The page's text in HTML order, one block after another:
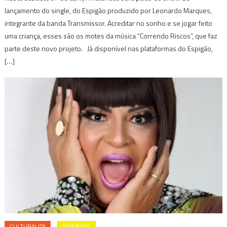
lançamento do single, do Espigão produzido por Leonardo Marques,
integrante da banda Transmissor. Acreditar no sonho e se jogar feito
uma criança, esses são os motes da música “Correndo Riscos”, que faz
parte deste novo projeto. Já disponível nas plataformas do Espigão,
[…]